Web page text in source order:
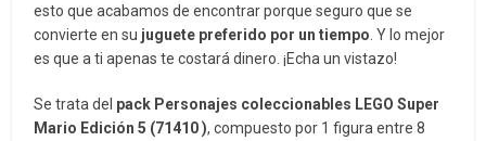
esto que acabamos de encontrar porque seguro que se
convierte en su juguete preferido por un tiempo . Y lo mejor
es que a ti apenas te costará dinero. ¡Echa un vistazo!
Se trata del pack Personajes coleccionables LEGO Super
Mario Edición 5 (71410 ), compuesto por 1 figura entre 8